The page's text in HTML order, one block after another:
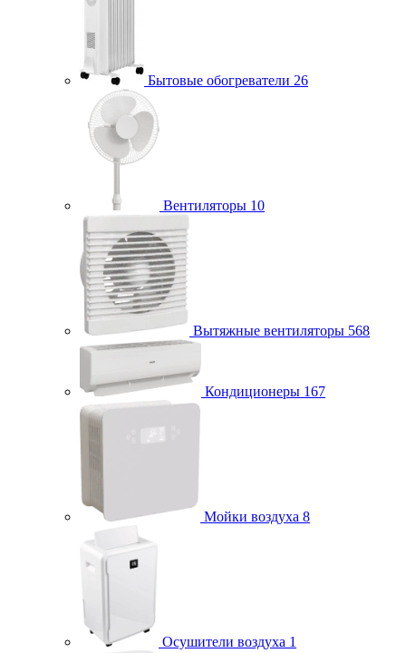
Бытовые обогреватели 26
Вентиляторы 10
Вытяжные вентиляторы 568
Кондиционеры 167
Мойки воздуха 8
Осушители воздуха 1